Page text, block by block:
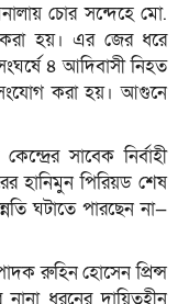
চোর সন্দেহে মো.
হয়। এর জের ধরে
৪ আদিবাসী নিহত
করা হয়। আগুনে
সাবেক নির্বাহী
হানিমুন পিরিয়ড শেষ
ঘটাতে পারছেন না—
রুহিন হোসেন প্রিন্স